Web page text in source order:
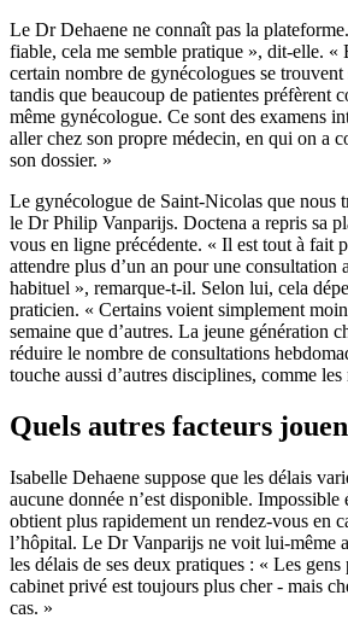
Le Dr Dehaene ne connaît pas la
fiable, cela me semble pratique », dit-elle. «
certain nombre de gynécologues se
tandis que beaucoup de patientes préfèrent
même gynécologue. Ce sont des examens
aller chez son propre médecin, en qui on a
son dossier. »
Le gynécologue de Saint-Nicolas que nous
le Dr Philip Vanparijs. Doctena a repris sa
vous en ligne précédente. « Il est tout à fait
attendre plus d’un an pour une consultation
habituel », remarque-t-il. Selon lui, cela
praticien. « Certains voient simplement
semaine que d’autres. La jeune génération
réduire le nombre de consultations
touche aussi d’autres disciplines, comme
Quels autres facteurs
Isabelle Dehaene suppose que les délais
aucune donnée n’est disponible. Impossible
obtient plus rapidement un rendez-vous en
l’hôpital. Le Dr Vanparijs ne voit lui-même
les délais de ses deux pratiques : « Les gens
cabinet privé est toujours plus cher - mais
cas. »